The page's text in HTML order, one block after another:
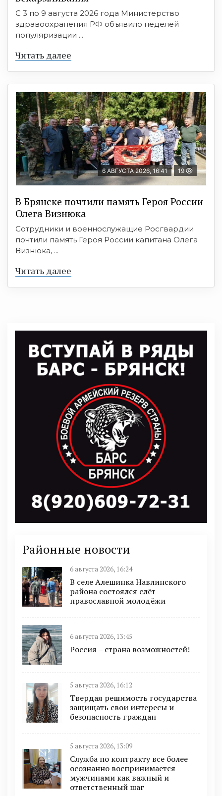
С 3 по 9 августа 2026 года Министерство
здравоохранения РФ объявило неделей
популяризации ...
Читать далее
6 АВГУСТА 2026, 16:41 19
В Брянске почтили память Героя России
Олега Визнюка
Сотрудники и военнослужащие Росгвардии
почтили память Героя России капитана Олега
Визнюка, ...
Читать далее
Районные новости
6 августа 2026, 16:24
В селе Алешинка Навлинского
района состоялся слёт
православной молодёжи
6 августа 2026, 13:45
Россия – страна возможностей!
5 августа 2026, 16:12
Твердая решимость государства
защищать свои интересы и
безопасность граждан
5 августа 2026, 13:09
Служба по контракту все более
осознанно воспринимается
мужчинами как важный и
ответственный шаг